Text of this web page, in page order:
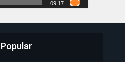
09:17